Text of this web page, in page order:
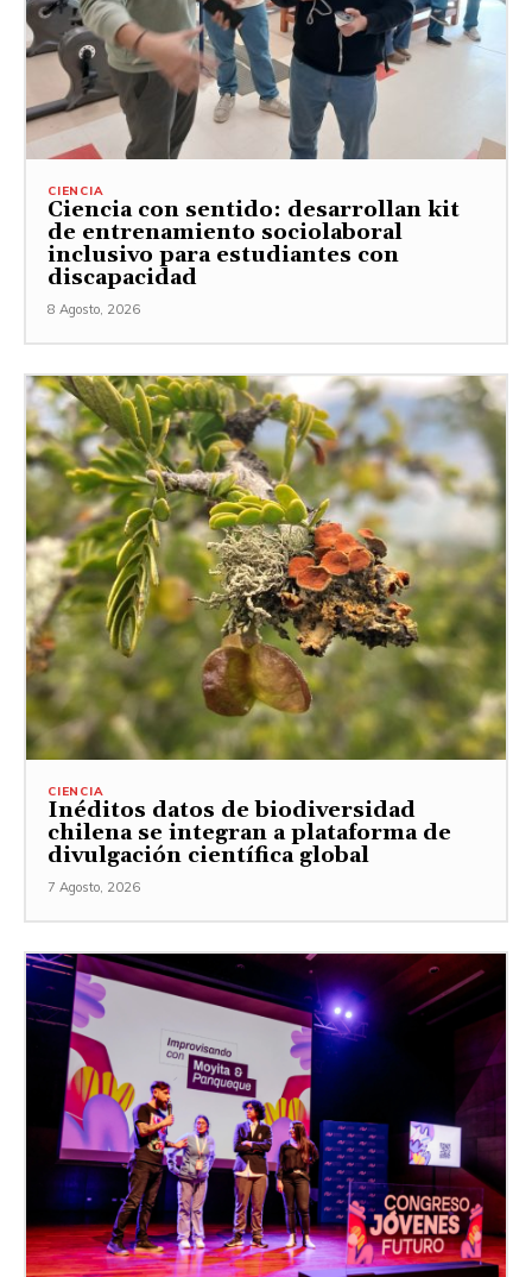
CIENCIA
Ciencia con sentido: desarrollan kit
de entrenamiento sociolaboral
inclusivo para estudiantes con
discapacidad
8 Agosto, 2026
CIENCIA
Inéditos datos de biodiversidad
chilena se integran a plataforma de
divulgación científica global
7 Agosto, 2026